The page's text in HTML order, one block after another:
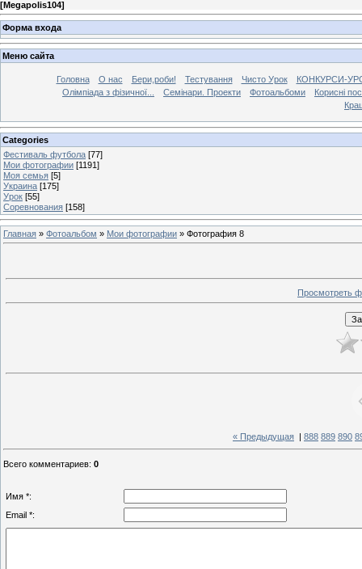
[Megapolis104]
Форма входа
Меню сайта
Головна О нас Бери,роби! Тестування Чисто Урок
КОНКУРСИ-
Олімпіада з фізичної...
Семінари. Проекти Фотоальбоми
Корисні
Categories
Фестиваль футбола [77]
Мои фотографии [1191]
Моя семья [5]
Украина [175]
Урок [55]
Соревнования [158]
Главная » Фотоальбом » Мои фотографии » Фотография 8
Просмотреть
« Предыдущая 888 889 890
Всего комментариев: 0
Имя *:
Email *: